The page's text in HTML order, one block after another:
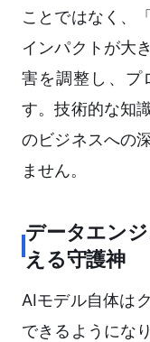
ことではなく、
インパクトが大
害を調整し、プ
す。技術的な知
のビジネスへの
ません。
データエン
える守護神
AIモデル自体は
できるようにな